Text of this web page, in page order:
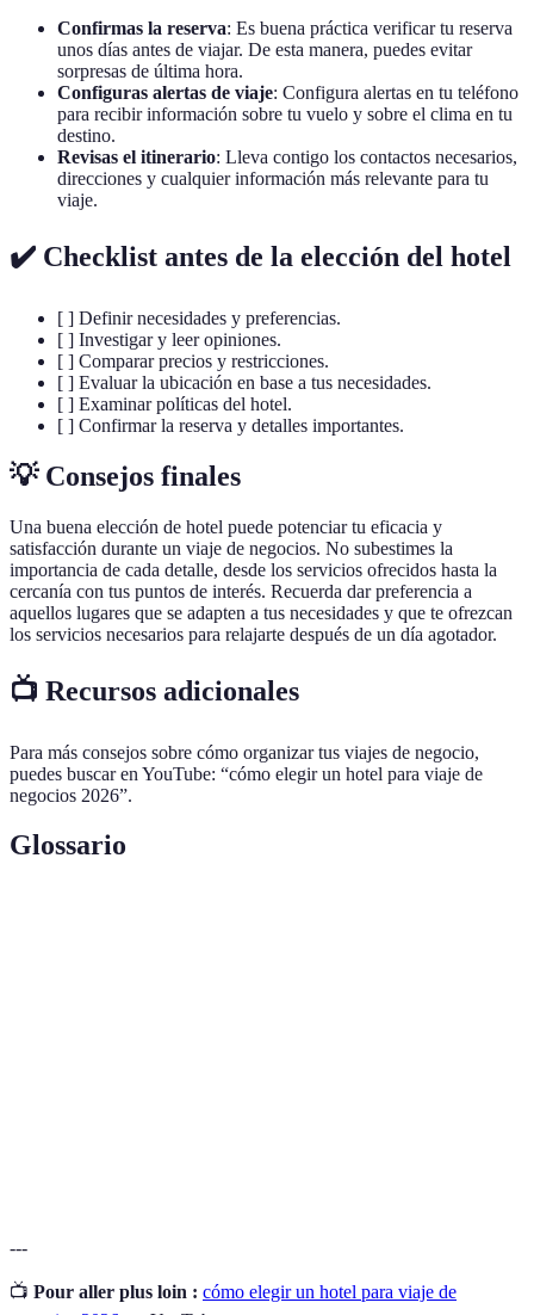
Confirmas la reserva: Es buena práctica verificar tu reserva
unos días antes de viajar. De esta manera, puedes evitar
sorpresas de última hora.
Configuras alertas de viaje: Configura alertas en tu teléfono
para recibir información sobre tu vuelo y sobre el clima en tu
destino.
Revisas el itinerario: Lleva contigo los contactos necesarios,
direcciones y cualquier información más relevante para tu
viaje.
✔️ Checklist antes de la elección del hotel
[ ] Definir necesidades y preferencias.
[ ] Investigar y leer opiniones.
[ ] Comparar precios y restricciones.
[ ] Evaluar la ubicación en base a tus necesidades.
[ ] Examinar políticas del hotel.
[ ] Confirmar la reserva y detalles importantes.
💡 Consejos finales
Una buena elección de hotel puede potenciar tu eficacia y
satisfacción durante un viaje de negocios. No subestimes la
importancia de cada detalle, desde los servicios ofrecidos hasta la
cercanía con tus puntos de interés. Recuerda dar preferencia a
aquellos lugares que se adapten a tus necesidades y que te ofrezcan
los servicios necesarios para relajarte después de un día agotador.
📺 Recursos adicionales
Para más consejos sobre cómo organizar tus viajes de negocio,
puedes buscar en YouTube: “cómo elegir un hotel para viaje de
negocios 2026”.
Glossario
---
📺 Pour aller plus loin : cómo elegir un hotel para viaje de